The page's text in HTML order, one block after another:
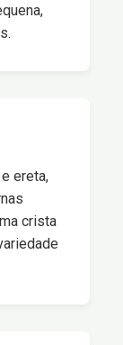
ereta,
crista